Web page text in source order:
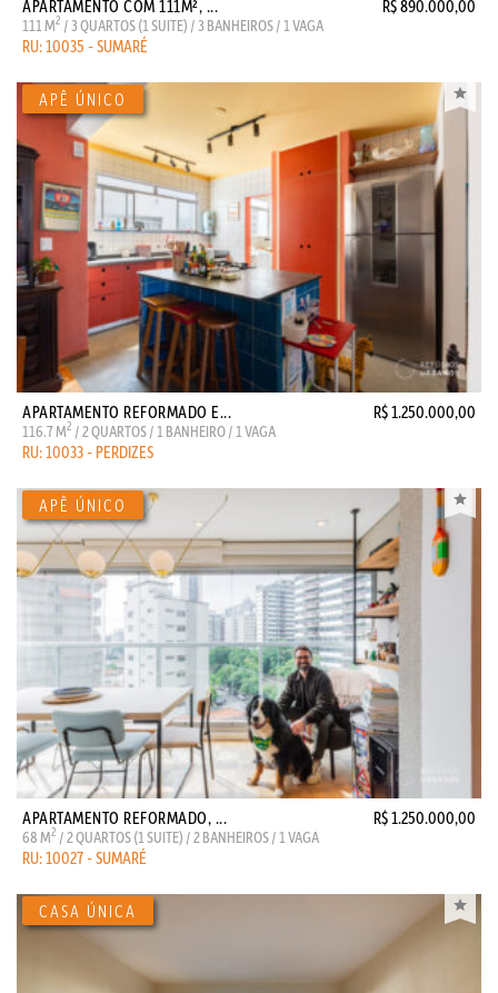
APARTAMENTO COM 111M², ... R$ 890.000,00
111 M2 / 3 QUARTOS (1 SUITE) / 3 BANHEIROS / 1 VAGA
RU: 10035 - SUMARÉ
APARTAMENTO REFORMADO E... R$ 1.250.000,00
116.7 M2 / 2 QUARTOS / 1 BANHEIRO / 1 VAGA
RU: 10033 - PERDIZES
APARTAMENTO REFORMADO, ... R$ 1.250.000,00
68 M2 / 2 QUARTOS (1 SUITE) / 2 BANHEIROS / 1 VAGA
RU: 10027 - SUMARÉ